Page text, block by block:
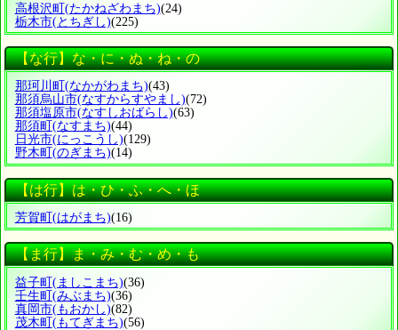
高根沢町(たかねざわまち)(24)
栃木市(とちぎし)(225)
【な行】な・に・ぬ・ね・の
那珂川町 (なかがわまち)(43)
那須烏山市(なすからすやまし)(72)
那須塩原市(なすしおばらし)(63)
那須町 (なすまち)(44)
日光市(にっこうし)(129)
野木町 (のぎまち)(14)
【は行】は・ひ・ふ・へ・ほ
芳賀町 (はがまち)(16)
【ま行】ま・み・む・め・も
益子町 (ましこまち)(36)
壬生町 (みぶまち)(36)
真岡市(もおかし)(82)
茂木町 (もてぎまち)(56)